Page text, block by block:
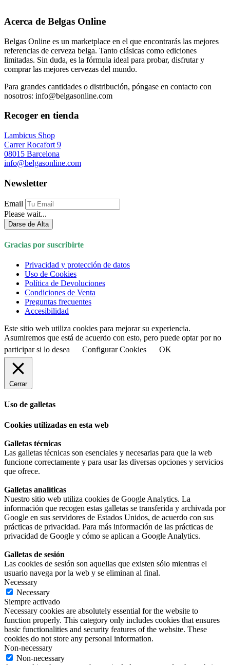
Acerca de Belgas Online
Belgas Online es un marketplace en el que encontrarás las mejores
referencias de cerveza belga. Tanto clásicas como ediciones
limitadas. Sin duda, es la fórmula ideal para probar, disfrutar y
comprar las mejores cervezas del mundo.
Para grandes cantidades o distribución, póngase en contacto con
nosotros: info@belgasonline.com
Recoger en tienda
Lambicus Shop
Carrer Rocafort 9
08015 Barcelona
info@belgasonline.com
Newsletter
Email
Please wait...
Darse de Alta
Gracias por suscribirte
Privacidad y protección de datos
Uso de Cookies
Política de Devoluciones
Condiciones de Venta
Preguntas frecuentes
Accesibilidad
Este sitio web utiliza cookies para mejorar su experiencia.
Asumiremos que está de acuerdo con esto, pero puede optar por no
participar si lo desea
Configurar Cookies OK
Cerrar
Uso de galletas
Cookies utilizadas en esta web
Galletas técnicas
Las galletas técnicas son esenciales y necesarias para que la web
funcione correctamente y para usar las diversas opciones y servicios
que ofrece.
Galletas analíticas
Nuestro sitio web utiliza cookies de Google Analytics. La
información que recogen estas galletas se transferida y archivada por
Google en sus servidores de Estados Unidos, de acuerdo con sus
prácticas de privacidad. Para más información de las prácticas de
privacidad de Google y cómo se aplican a Google Analytics.
Galletas de sesión
Las cookies de sesión son aquellas que existen sólo mientras el
usuario navega por la web y se eliminan al final.
Necessary
Necessary
Siempre activado
Necessary cookies are absolutely essential for the website to
function properly. This category only includes cookies that ensures
basic functionalities and security features of the website. These
cookies do not store any personal information.
Non-necessary
Non-necessary